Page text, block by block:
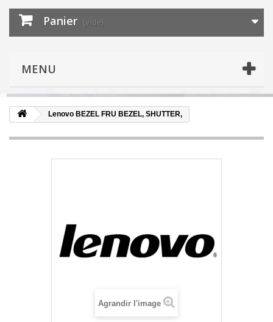
Panier (vide)
MENU
Lenovo BEZEL FRU BEZEL, SHUTTER,
Agrandir l'image